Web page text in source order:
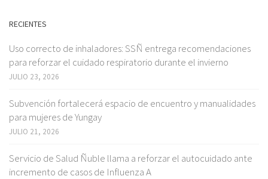
RECIENTES
Uso correcto de inhaladores: SSÑ entrega recomendaciones
para reforzar el cuidado respiratorio durante el invierno
JULIO 23, 2026
Subvención fortalecerá espacio de encuentro y manualidades
para mujeres de Yungay
JULIO 21, 2026
Servicio de Salud Ñuble llama a reforzar el autocuidado ante
incremento de casos de Influenza A